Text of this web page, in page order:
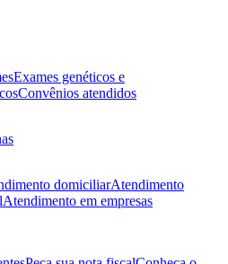
Exames genéticos e
Convênios atendidos
domiciliarAtendimento
Atendimento em empresas